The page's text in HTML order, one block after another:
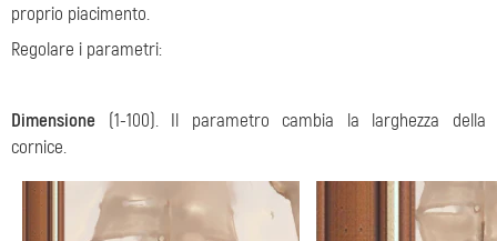
proprio piacimento.
Regolare i parametri:
Dimensione (1-100). Il parametro cambia la larghezza della
cornice.